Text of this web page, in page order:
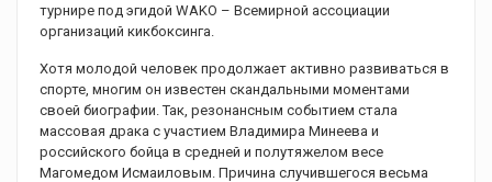
турнире под эгидой WAKO – Всемирной ассоциации
организаций кикбоксинга.
Хотя молодой человек продолжает активно развиваться в
спорте, многим он известен скандальными моментами
своей биографии. Так, резонансным событием стала
массовая драка с участием Владимира Минеева и
российского бойца в средней и полутяжелом весе
Магомедом Исмаиловым. Причина случившегося весьма